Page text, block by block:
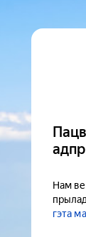
Нам
гэта